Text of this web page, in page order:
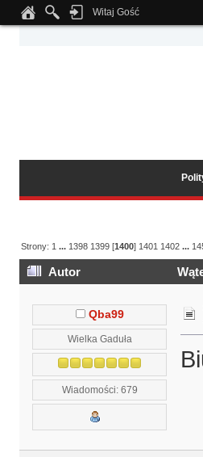
Notice: Undefined index: tapatalk_body_hook
Witaj Gość
Strony: 1 ... 1398 1399 [1400] 1401 1402 ...
Autor
Qba99
Wielka Gaduła
Wiadomości: 679